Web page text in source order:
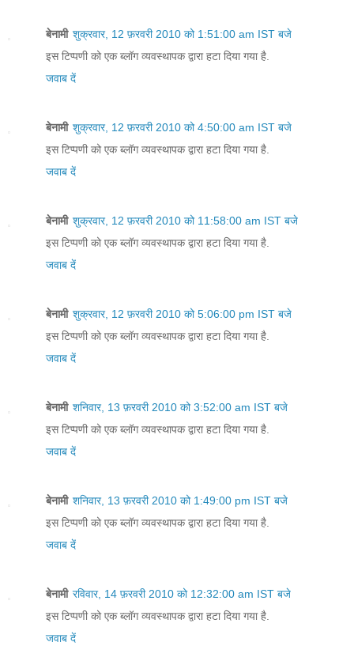
बेनामी शुक्रवार, 12 फ़रवरी 2010 को 1:51:00 am IST बजे
इस टिप्पणी को एक ब्लॉग व्यवस्थापक द्वारा हटा दिया गया है.
जवाब दें
बेनामी शुक्रवार, 12 फ़रवरी 2010 को 4:50:00 am IST बजे
इस टिप्पणी को एक ब्लॉग व्यवस्थापक द्वारा हटा दिया गया है.
जवाब दें
बेनामी शुक्रवार, 12 फ़रवरी 2010 को 11:58:00 am IST बजे
इस टिप्पणी को एक ब्लॉग व्यवस्थापक द्वारा हटा दिया गया है.
जवाब दें
बेनामी शुक्रवार, 12 फ़रवरी 2010 को 5:06:00 pm IST बजे
इस टिप्पणी को एक ब्लॉग व्यवस्थापक द्वारा हटा दिया गया है.
जवाब दें
बेनामी शनिवार, 13 फ़रवरी 2010 को 3:52:00 am IST बजे
इस टिप्पणी को एक ब्लॉग व्यवस्थापक द्वारा हटा दिया गया है.
जवाब दें
बेनामी शनिवार, 13 फ़रवरी 2010 को 1:49:00 pm IST बजे
इस टिप्पणी को एक ब्लॉग व्यवस्थापक द्वारा हटा दिया गया है.
जवाब दें
बेनामी रविवार, 14 फ़रवरी 2010 को 12:32:00 am IST बजे
इस टिप्पणी को एक ब्लॉग व्यवस्थापक द्वारा हटा दिया गया है.
जवाब दें